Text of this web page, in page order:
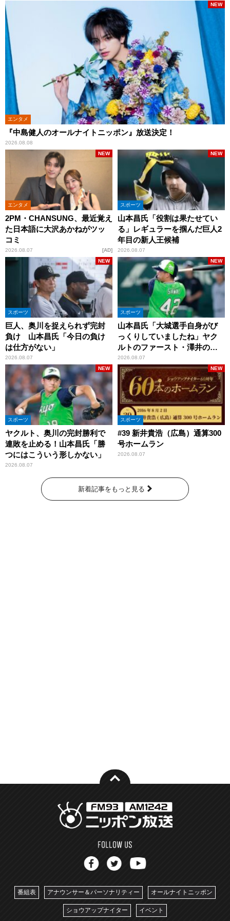
エンタメ
『中島健人のオールナイトニッポン』放送決定！
2026.08.08
NEW
エンタメ
2PM・CHANSUNG、最近覚え
た日本語に大沢あかねがツッ
コミ
2026.08.07
NEW
AD
スポーツ
山本昌氏「役割は果たせてい
る」レギュラーを掴んだ巨人2
年目の新人王候補
2026.08.07
NEW
スポーツ
巨人、奥川を捉えられず完封
負け 山本昌氏「今日の負け
は仕方がない」
2026.08.07
NEW
スポーツ
山本昌氏「大城選手自身がび
っくりしていましたね」ヤク
ルトのファースト・澤井の判
断を評価
2026.08.07
NEW
スポーツ
ヤクルト、奥川の完封勝利で
連敗を止める！山本昌氏「勝
つにはこういう形しかない」
2026.08.07
NEW
スポーツ
#39 新井貴浩（広島）通算300
号ホームラン
2026.08.07
NEW
新着記事をもっと見る
番組表 アナウンサー＆パーソナリティー オールナイトニッポン
ショウアップナイター イベント